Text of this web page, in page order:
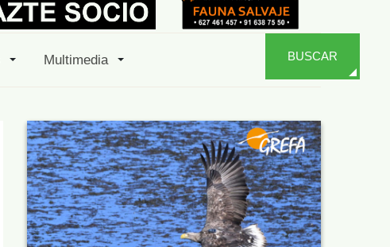
Multimedia BUSCAR